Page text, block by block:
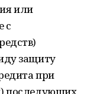
или
с
защиту
при